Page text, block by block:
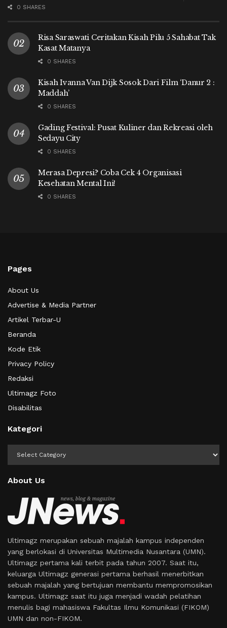
0 SHARES
Risa Saraswati Ceritakan Kisah Pilu 5 Sahabat Tak
Kasat Matanya
0 SHARES
Kisah Ivanna Van Dijk Sosok Dari Film ‘Danur 2 :
Maddah’
0 SHARES
Gading Festival: Pusat Kuliner dan Rekreasi oleh
Sedayu City
0 SHARES
Merasa Depresi? Coba Cek 4 Organisasi
Kesehatan Mental Ini!
0 SHARES
Pages
About Us
Advertise & Media Partner
Artikel Terbar-U
Beranda
Kode Etik
Privacy Policy
Redaksi
Ultimagz Foto
Disabilitas
Kategori
About Us
Ultimagz merupakan sebuah majalah kampus independen
yang berlokasi di Universitas Multimedia Nusantara (UMN).
Ultimagz pertama kali terbit pada tahun 2007. Saat itu,
keluarga Ultimagz generasi pertama berhasil menerbitkan
sebuah majalah yang bertujuan membantu mempromosikan
kampus. Ultimagz saat itu juga menjadi wadah pelatihan
menulis bagi mahasiswa Fakultas Ilmu Komunikasi (FIKOM)
UMN dan non-FIKOM.